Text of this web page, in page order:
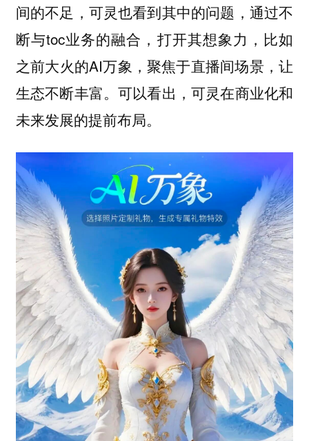
间的不足，可灵也看到其中的问题，通过不
断与toc业务的融合，打开其想象力，比如
之前大火的AI万象，聚焦于直播间场景，让
生态不断丰富。可以看出，可灵在商业化和
未来发展的提前布局。